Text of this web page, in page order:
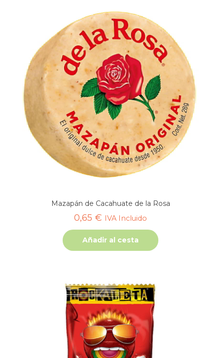
Mazapán de Cacahuate de la Rosa
0,65 € IVA Incluido
Añadir al cesta